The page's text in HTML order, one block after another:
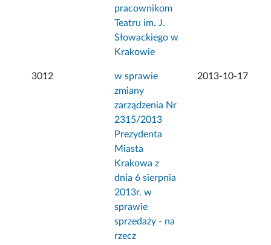
pracownikom
Teatru im. J.
Słowackiego w
Krakowie
3012
w sprawie
zmiany
zarządzenia Nr
2315/2013
Prezydenta
Miasta
Krakowa z
dnia 6 sierpnia
2013r. w
sprawie
sprzedaży - na
rzecz
2013-10-17